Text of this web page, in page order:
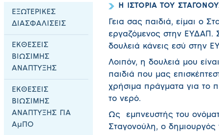
ΕΞΩΤΕΡΙΚΕΣ
ΔΙΑΣΦΑΛΙΣΕΙΣ
ΕΚΘΕΣΕΙΣ
ΒΙΩΣΙΜΗΣ
ΑΝΑΠΤΥΞΗΣ
ΕΚΘΕΣΕΙΣ
ΒΙΩΣΙΜΗΣ
ΑΝΑΠΤΥΞΗΣ ΓΙΑ
ΑμΠΟ
Η ΙΣΤΟΡΙΑ ΤΟΥ
Γεια σας παιδιά, είμαι ο
εργαζόμενος στην ΕΥΔΑΠ.
δουλειά κάνεις εσύ στην
Λοιπόν, η δουλειά μου
παιδιά που μας
χρήσιμα πράγματα για το
το νερό.
Ως εμπνευστής του
Σταγονούλη, ο